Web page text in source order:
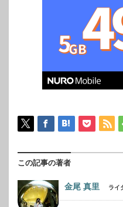
うがく
本作。
この記事の著者
金尾 真里 ライ